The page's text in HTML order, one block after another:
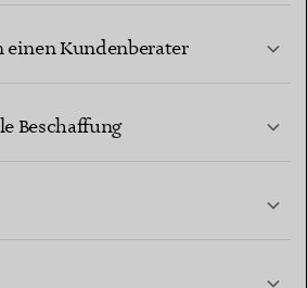
einen Kundenberater
Beschaffung